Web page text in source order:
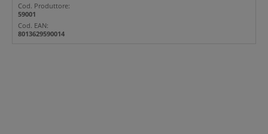
Cod. Produttore:
59001
Cod. EAN:
8013629590014